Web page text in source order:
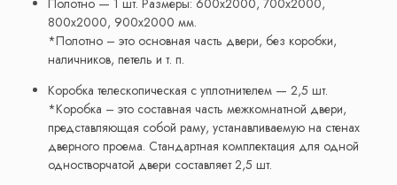
800x2000, 900x2000 мм.
*Полотно – это основная часть двери, без коробки,
наличников, петель и т. п.
Коробка телескопическая с уплотнителем — 2,5 шт.
*Коробка – это составная часть межкомнатной двери,
представляющая собой раму, устанавливаемую на стенах
дверного проема. Стандартная комплектация для одной
одностворчатой двери составляет 2,5 шт.